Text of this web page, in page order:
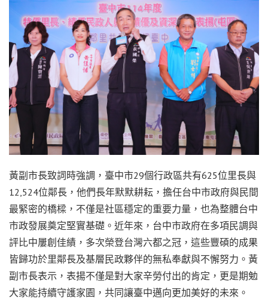
黃副市長致詞時強調，臺中市29個行政區共有625位里長與
12,524位鄰長，他們長年默默耕耘，擔任台中市政府與民間
最緊密的橋樑，不僅是社區穩定的重要力量，也為整體台中
市政發展奠定堅實基礎。近年來，台中市政府在多項民調與
評比中屢創佳績，多次榮登台灣六都之冠，這些豐碩的成果
皆歸功於里鄰長及基層民政夥伴的無私奉獻與不懈努力。黃
副市長表示，表揚不僅是對大家辛勞付出的肯定，更是期勉
大家能持續守護家園，共同讓臺中邁向更加美好的未來。